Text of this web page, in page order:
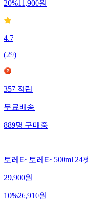
20%11,900원
4.7
(29)
357적립
무료배송
889명구매중
토레타 토레타 500ml 24
29,900원
10%26,910원